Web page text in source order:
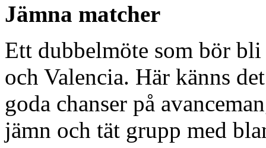
Jämna matcher
Ett dubbelmöte som bör
och Valencia. Här känns
goda chanser på
jämn och tät grupp med